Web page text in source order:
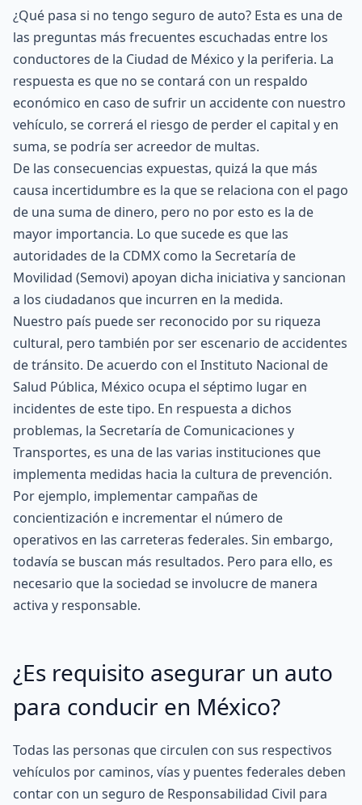
¿Qué pasa si no tengo seguro de auto? Esta es una de
las preguntas más frecuentes escuchadas entre los
conductores de la Ciudad de México y la periferia. La
respuesta es que no se contará con un respaldo
económico en caso de sufrir un accidente con nuestro
vehículo, se correrá el riesgo de perder el capital y en
suma, se podría ser acreedor de multas.
De las consecuencias expuestas, quizá la que más
causa incertidumbre es la que se relaciona con el pago
de una suma de dinero, pero no por esto es la de
mayor importancia. Lo que sucede es que las
autoridades de la CDMX como la Secretaría de
Movilidad (Semovi) apoyan dicha iniciativa y sancionan
a los ciudadanos que incurren en la medida.
Nuestro país puede ser reconocido por su riqueza
cultural, pero también por ser escenario de accidentes
de tránsito. De acuerdo con el Instituto Nacional de
Salud Pública, México ocupa el séptimo lugar en
incidentes de este tipo. En respuesta a dichos
problemas, la Secretaría de Comunicaciones y
Transportes, es una de las varias instituciones que
implementa medidas hacia la cultura de prevención.
Por ejemplo, implementar campañas de
concientización e incrementar el número de
operativos en las carreteras federales. Sin embargo,
todavía se buscan más resultados. Pero para ello, es
necesario que la sociedad se involucre de manera
activa y responsable.
¿Es requisito asegurar un auto
para conducir en México?
Todas las personas que circulen con sus respectivos
vehículos por caminos, vías y puentes federales deben
contar con un seguro de Responsabilidad Civil para